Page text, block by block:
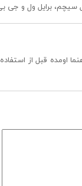
در راهنما اومده قبل